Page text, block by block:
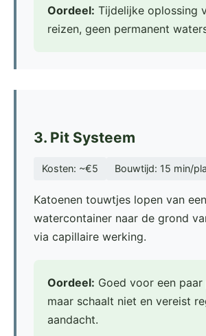
Oordeel: Tijdelijke oplossing
reizen, geen permanent
3. Pit Systeem
Kosten: ~€5 Bouwtijd: 15 min/
Katoenen touwtjes lopen van een
watercontainer naar de grond
via capillaire werking.
Oordeel: Goed voor een paar
maar schaalt niet en vereist
aandacht.